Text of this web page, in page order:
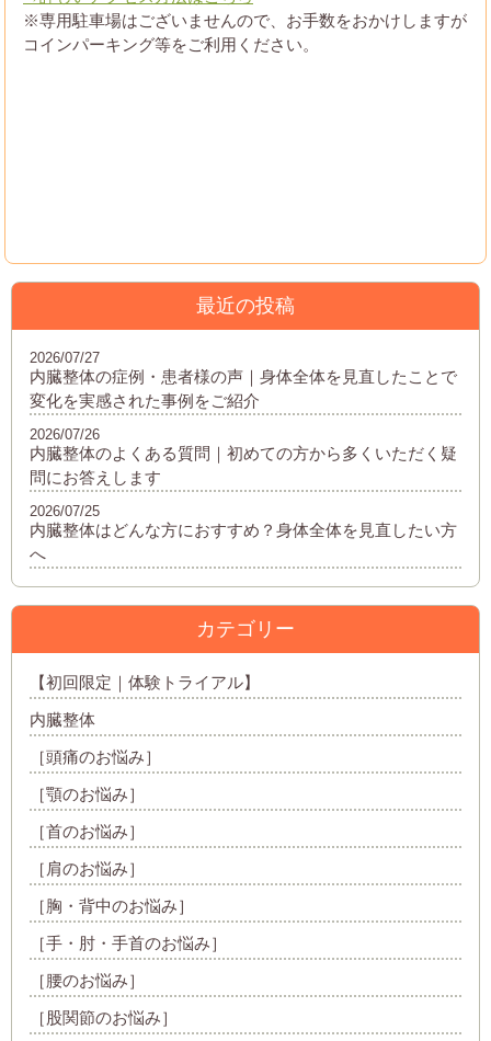
※専用駐車場はございませんので、お手数をおかけしますが
コインパーキング等をご利用ください。
最近の投稿
内臓整体の症例・患者様の声｜身体全体を見直したことで
変化を実感された事例をご紹介
2026/07/27
内臓整体のよくある質問｜初めての方から多くいただく疑
問にお答えします
2026/07/26
内臓整体はどんな方におすすめ？身体全体を見直したい方
へ
2026/07/25
カテゴリー
【初回限定｜体験トライアル】
内臓整体
［頭痛のお悩み］
［顎のお悩み］
［首のお悩み］
［肩のお悩み］
［胸・背中のお悩み］
［手・肘・手首のお悩み］
［腰のお悩み］
［股関節のお悩み］